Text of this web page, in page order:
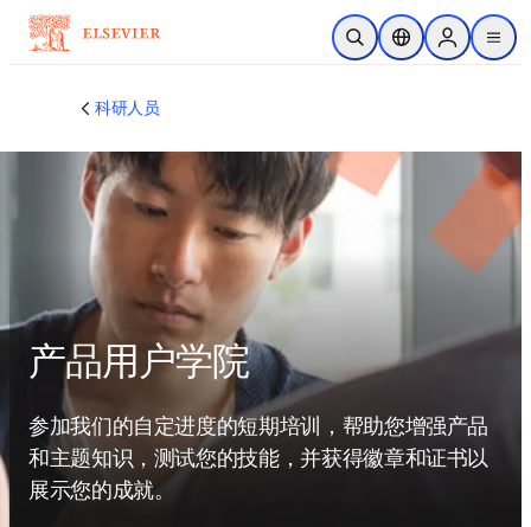
跳转到主内容
开放搜索位置选择器Sign in to
menu
科研人员
产品用户学院
参加我们的自定进度的短期培训，帮助您增强产品
和主题知识，测试您的技能，并获得徽章和证书以
展示您的成就。